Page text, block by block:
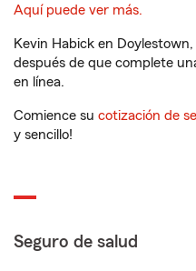
Aquí puede ver más.
Kevin Habick en
después de que complete
en línea.
Comience su cotización de
y sencillo!
Seguro de salud